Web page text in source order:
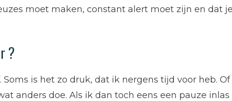
moet maken, constant alert moet zijn en dat
?
is het zo druk, dat ik nergens tijd voor heb.
anders doe. Als ik dan toch eens een pauze